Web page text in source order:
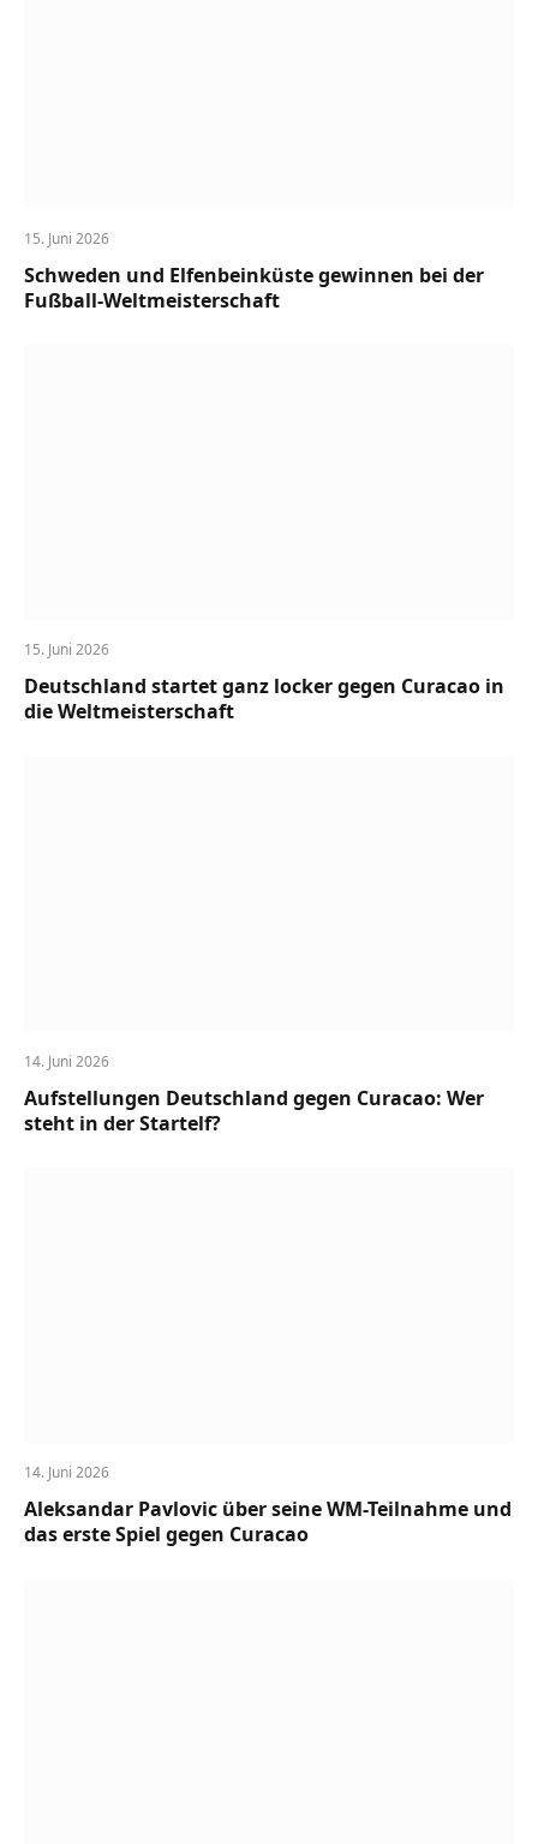
15. Juni 2026
Schweden und Elfenbeinküste gewinnen bei der
Fußball-Weltmeisterschaft
15. Juni 2026
Deutschland startet ganz locker gegen Curacao in
die Weltmeisterschaft
14. Juni 2026
Aufstellungen Deutschland gegen Curacao: Wer
steht in der Startelf?
14. Juni 2026
Aleksandar Pavlovic über seine WM-Teilnahme und
das erste Spiel gegen Curacao